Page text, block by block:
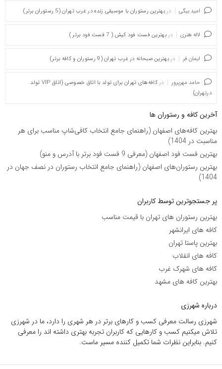
امید بیگی در بهترین رستوران با موسیقی زنده در غرب تهران (5 رستوران برتر)
لاله هنری در بهترین فست فود کیش ( 7 فست فود برتر )
ایمان فر در بهترین صبحانه در غرب تهران (9 رستوران و کافه برتر)
حامد مهرپرور در
کافه‌های تهران برای تولد با اتاق خصوصی (اتاق VIP تولد
درتهران)
آخرین کافه و رستوران ها
بهترین کافه‌های اصفهان (راهنمای جامع انتخاب کافی‌شاپ مناسب برای هر
مناسبت در 1404)
بهترین فست فود اصفهان (معرفی 9 فست فود برتر با آدرس و منو)
بهترین رستوران‌های اصفهان (راهنمای جامع انتخاب رستوران در نصف جهان در
1404)
پر جستجوترین توسط کاربران
بهترین رستوران های تهران با قیمت مناسب
کافه های ایرانشهر
بهترین پاستا تهران
کافه های انقلاب
کافه های شهرک غرب
بهترین کافه های مشهد
درباره شهرزی
شهرزی رسالت معرفی کسب و کارهای برتر در هر شهری را دارد، ما در شهرزی
تلاش میکنیم کسب و کارهایی که کاربران تجربه بهتری داشته اند را معرفی
کنیم. بنابراین نظرات شما تکمیل کننده مسیر ماست.